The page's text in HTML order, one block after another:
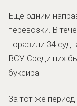
Еще одним
перевозки. В
поразили 34
ВСУ. Среди них
буксира.
За тот же